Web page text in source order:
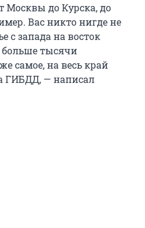
Москвы до Курска, до
Вас никто нигде не
с запада на восток
больше тысячи
самое, на весь край
ГИБДД, — написал